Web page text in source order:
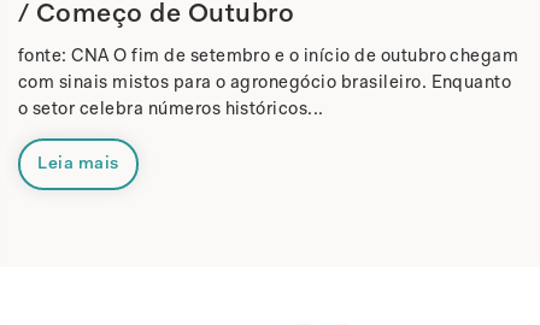
/ Começo de Outubro
fonte: CNA O fim de setembro e o início de outubro chegam
com sinais mistos para o agronegócio brasileiro. Enquanto
o setor celebra números históricos...
Leia mais